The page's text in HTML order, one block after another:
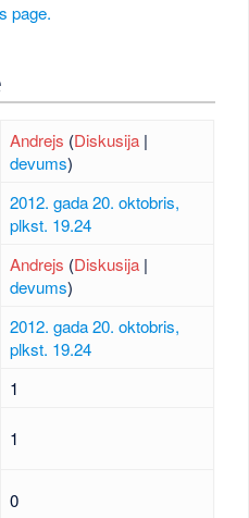
page.
Andrejs (Diskusija|
devums)
2012. gada 20. oktobris,
plkst. 19.24
Andrejs (Diskusija|
devums)
2012. gada 20. oktobris,
plkst. 19.24
1
1
0